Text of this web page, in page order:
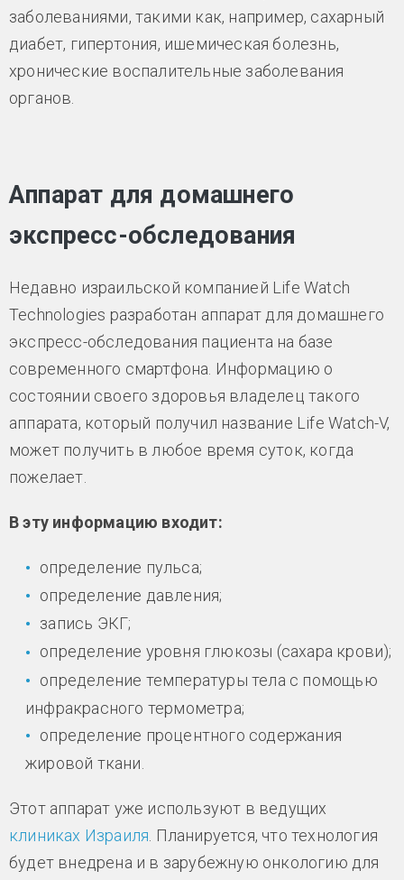
заболеваниями, такими как, например, сахарный
диабет, гипертония, ишемическая болезнь,
хронические воспалительные заболевания
органов.
Аппарат для домашнего
экспресс-обследования
Недавно израильской компанией Life Watch
Technologies разработан аппарат для домашнего
экспресс-обследования пациента на базе
современного смартфона. Информацию о
состоянии своего здоровья владелец такого
аппарата, который получил название Life Watch-V,
может получить в любое время суток, когда
пожелает.
В эту информацию входит:
определение пульса;
определение давления;
запись ЭКГ;
определение уровня глюкозы (сахара крови);
определение температуры тела с помощью
инфракрасного термометра;
определение процентного содержания
жировой ткани.
Этот аппарат уже используют в ведущих
клиниках Израиля . Планируется, что технология
будет внедрена и в зарубежную онкологию для